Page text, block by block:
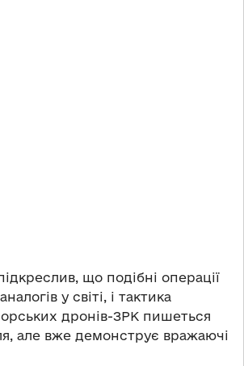
що подібні операції
у світі, і тактика
дронів-ЗРК пишеться
але вже демонструє вражаючі